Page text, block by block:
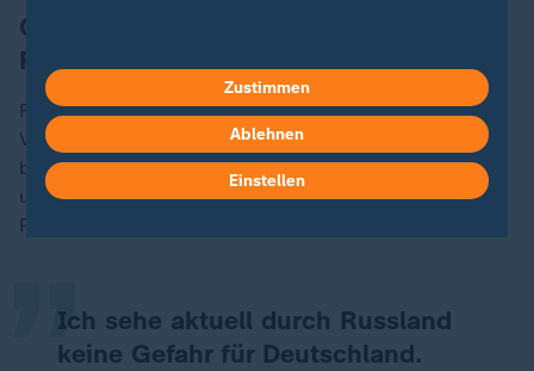
Chrupalla sieht keine Gefahr durch
Russland
Für Chrupalla waren dies alles unbelegte
Vermutungen. Von Markus Lanz gefragt, was ihn dazu
bringe, einen Satz wie "Dieses Land [Russland] ist für
uns keine Gefahr" zu sagen, wiederholte der AfD-
Politiker:
Ich sehe aktuell durch Russland
keine Gefahr für Deutschland.
„
Zustimmen
Ablehnen
Einstellen